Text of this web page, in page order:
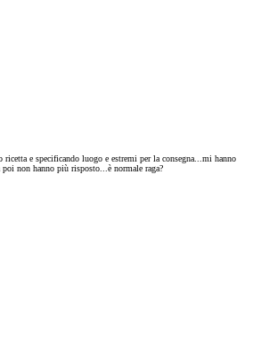
e specificando luogo e estremi per la consegna...mi hanno
non hanno più risposto...è normale raga?